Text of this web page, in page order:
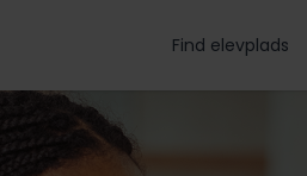
Find elevplads